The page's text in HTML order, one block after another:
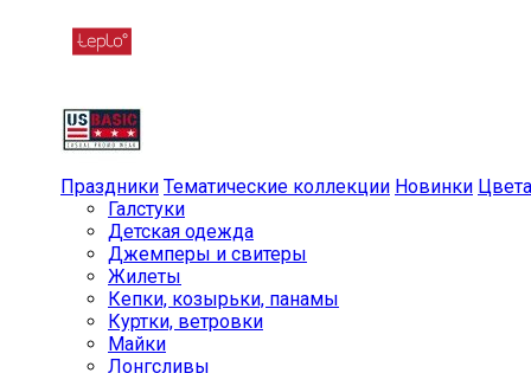
Праздники Тематические коллекции Новинки Цвета
Галстуки
Детская одежда
Джемперы и свитеры
Жилеты
Кепки, козырьки, панамы
Куртки, ветровки
Майки
Лонгсливы